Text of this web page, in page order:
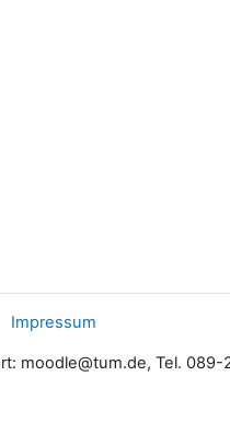
Impressum
moodle@tum.de, Tel. 089-